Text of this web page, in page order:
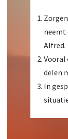
neemt
Alfred.
Vooral
delen
In